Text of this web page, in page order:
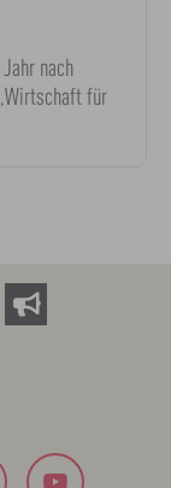
nach
für